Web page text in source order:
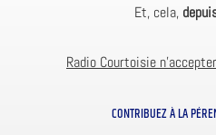
Et, cela,
Radio Courtoisie
CONTRIBUEZ À LA